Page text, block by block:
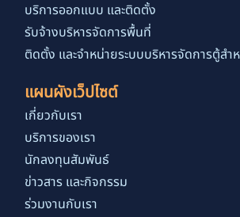
บริการออกแบบ และติดตั้ง
รับจ้างบริหารจัดการพื้นที่
ติดตั้ง และจำหน่ายระบบบริหารจัดการตู้สำ
แผนผังเว็ปไซต์
เกี่ยวกับเรา
บริการของเรา
นักลงทุนสัมพันธ์
ข่าวสาร และกิจกรรม
ร่วมงานกับเรา